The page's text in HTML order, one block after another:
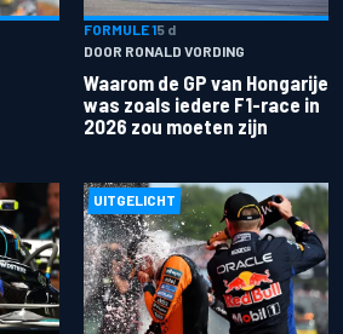
FORMULE 15 d
DOOR RONALD VORDING
Waarom de GP van Hongarije
was zoals iedere F1-race in
2026 zou moeten zijn
UITGELICHT